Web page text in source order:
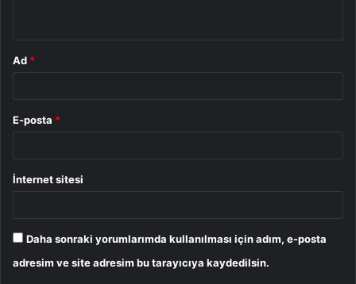
Ad *
E-posta *
İnternet sitesi
Daha sonraki yorumlarımda kullanılması için adım, e-posta
adresim ve site adresim bu tarayıcıya kaydedilsin.